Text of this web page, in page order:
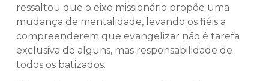
ressaltou que o eixo missionário propõe uma
mudança de mentalidade, levando os fiéis a
compreenderem que evangelizar não é tarefa
exclusiva de alguns, mas responsabilidade de
todos os batizados.